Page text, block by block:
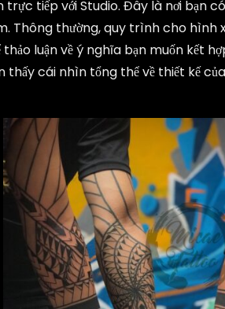
trực tiếp với Studio. Đây là nơi bạn
Thông thường, quy trình cho hình
luận về ý nghĩa bạn muốn kết
cái nhìn tổng thể về thiết kế